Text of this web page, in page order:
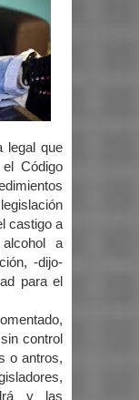
legal que
Código
castigo a
a
-dijo-
para el
control
o antros,
y las